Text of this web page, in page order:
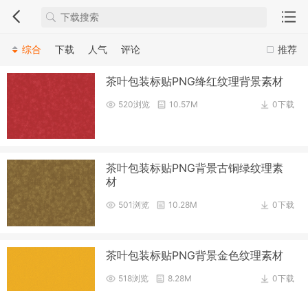
推荐
综合 下载 人气 评论
茶叶包装标贴PNG绛红纹理背景素材
0下载
520浏览 10.57M
茶叶包装标贴PNG背景古铜绿纹理素
材
0下载
501浏览 10.28M
茶叶包装标贴PNG背景金色纹理素材
0下载
518浏览 8.28M